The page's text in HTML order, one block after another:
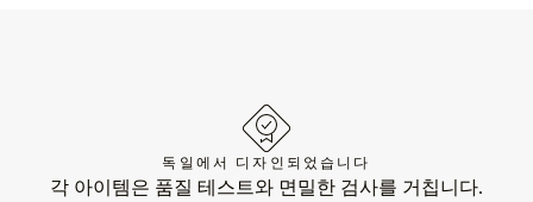
독일에서 디자인되었습니다
각 아이템은 품질 테스트와 면밀한 검사를 거칩니다.